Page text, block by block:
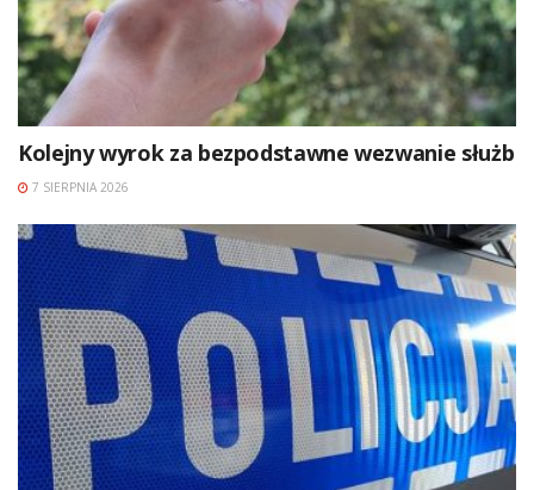
Kolejny wyrok za bezpodstawne wezwanie służb
7 SIERPNIA 2026